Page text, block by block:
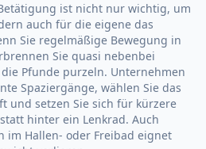
ist nicht nur wichtig, um
auch für die eigene das
Sie regelmäßige Bewegung in
Sie quasi nebenbei
Pfunde purzeln. Unternehmen
Spaziergänge, wählen Sie das
und setzen Sie sich für kürzere
hinter ein Lenkrad. Auch
im Hallen- oder Freibad eignet